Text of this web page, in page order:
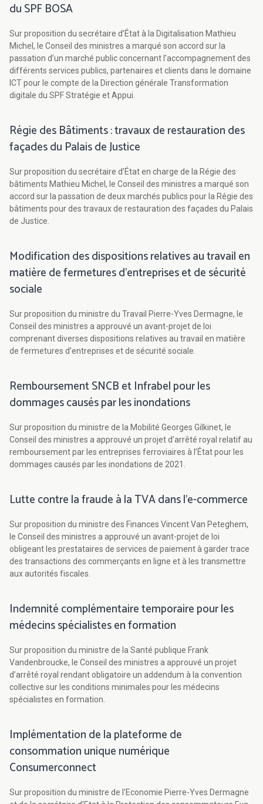
du SPF BOSA
Sur proposition du secrétaire d’État à la Digitalisation Mathieu
Michel, le Conseil des ministres a marqué son accord sur la
passation d’un marché public concernant l'accompagnement des
différents services publics, partenaires et clients dans le domaine
ICT pour le compte de la Direction générale Transformation
digitale du SPF Stratégie et Appui.
Régie des Bâtiments : travaux de restauration des
façades du Palais de Justice
Sur proposition du secrétaire d’État en charge de la Régie des
bâtiments Mathieu Michel, le Conseil des ministres a marqué son
accord sur la passation de deux marchés publics pour la Régie des
bâtiments pour des travaux de restauration des façades du Palais
de Justice.
Modification des dispositions relatives au travail en
matière de fermetures d’entreprises et de sécurité
sociale
Sur proposition du ministre du Travail Pierre-Yves Dermagne, le
Conseil des ministres a approuvé un avant-projet de loi
comprenant diverses dispositions relatives au travail en matière
de fermetures d’entreprises et de sécurité sociale.
Remboursement SNCB et Infrabel pour les
dommages causés par les inondations
Sur proposition du ministre de la Mobilité Georges Gilkinet, le
Conseil des ministres a approuvé un projet d’arrêté royal relatif au
remboursement par les entreprises ferroviaires à l’État pour les
dommages causés par les inondations de 2021.
Lutte contre la fraude à la TVA dans l’e-commerce
Sur proposition du ministre des Finances Vincent Van Peteghem,
le Conseil des ministres a approuvé un avant-projet de loi
obligeant les prestataires de services de paiement à garder trace
des transactions des commerçants en ligne et à les transmettre
aux autorités fiscales.
Indemnité complémentaire temporaire pour les
médecins spécialistes en formation
Sur proposition du ministre de la Santé publique Frank
Vandenbroucke, le Conseil des ministres a approuvé un projet
d’arrêté royal rendant obligatoire un addendum à la convention
collective sur les conditions minimales pour les médecins
spécialistes en formation.
Implémentation de la plateforme de
consommation unique numérique
Consumerconnect
Sur proposition du ministre de l'Economie Pierre-Yves Dermagne